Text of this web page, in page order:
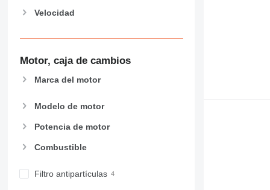
C-series
D series
GC
M-series
MH
PM
Velocidad
Motor, caja de cambios
Marca del motor
Modelo de motor
Potencia de motor
Combustible
Filtro antipartículas